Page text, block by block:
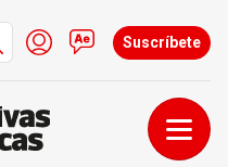
Menú de cuenta de
Iniciar sesión
Contacto
Suscríbete